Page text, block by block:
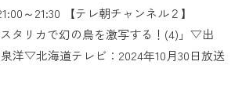
～21:30 【テレ朝チャンネル２】
タリカで幻の鳥を激写する！(4)」▽出
洋▽北海道テレビ：2024年10月30日放送